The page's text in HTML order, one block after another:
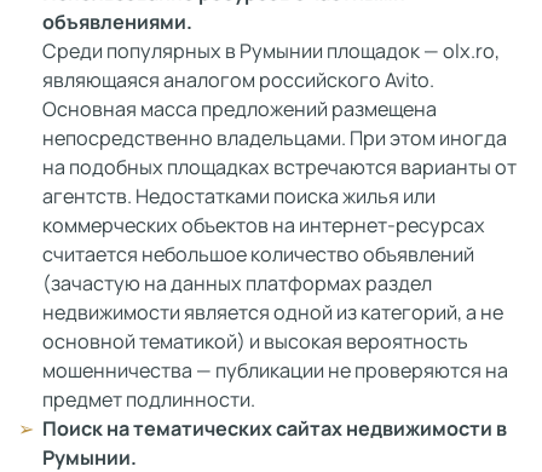
объявлениями.
Среди популярных в Румынии площадок — olx.ro,
являющаяся аналогом российского Avito.
Основная масса предложений размещена
непосредственно владельцами. При этом иногда
на подобных площадках встречаются варианты от
агентств. Недостатками поиска жилья или
коммерческих объектов на интернет-ресурсах
считается небольшое количество объявлений
(зачастую на данных платформах раздел
недвижимости является одной из категорий, а не
основной тематикой) и высокая вероятность
мошенничества — публикации не проверяются на
предмет подлинности.
Поиск на тематических сайтах недвижимости в
Румынии.